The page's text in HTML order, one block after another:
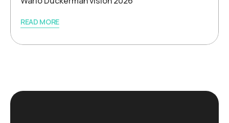
READ MORE